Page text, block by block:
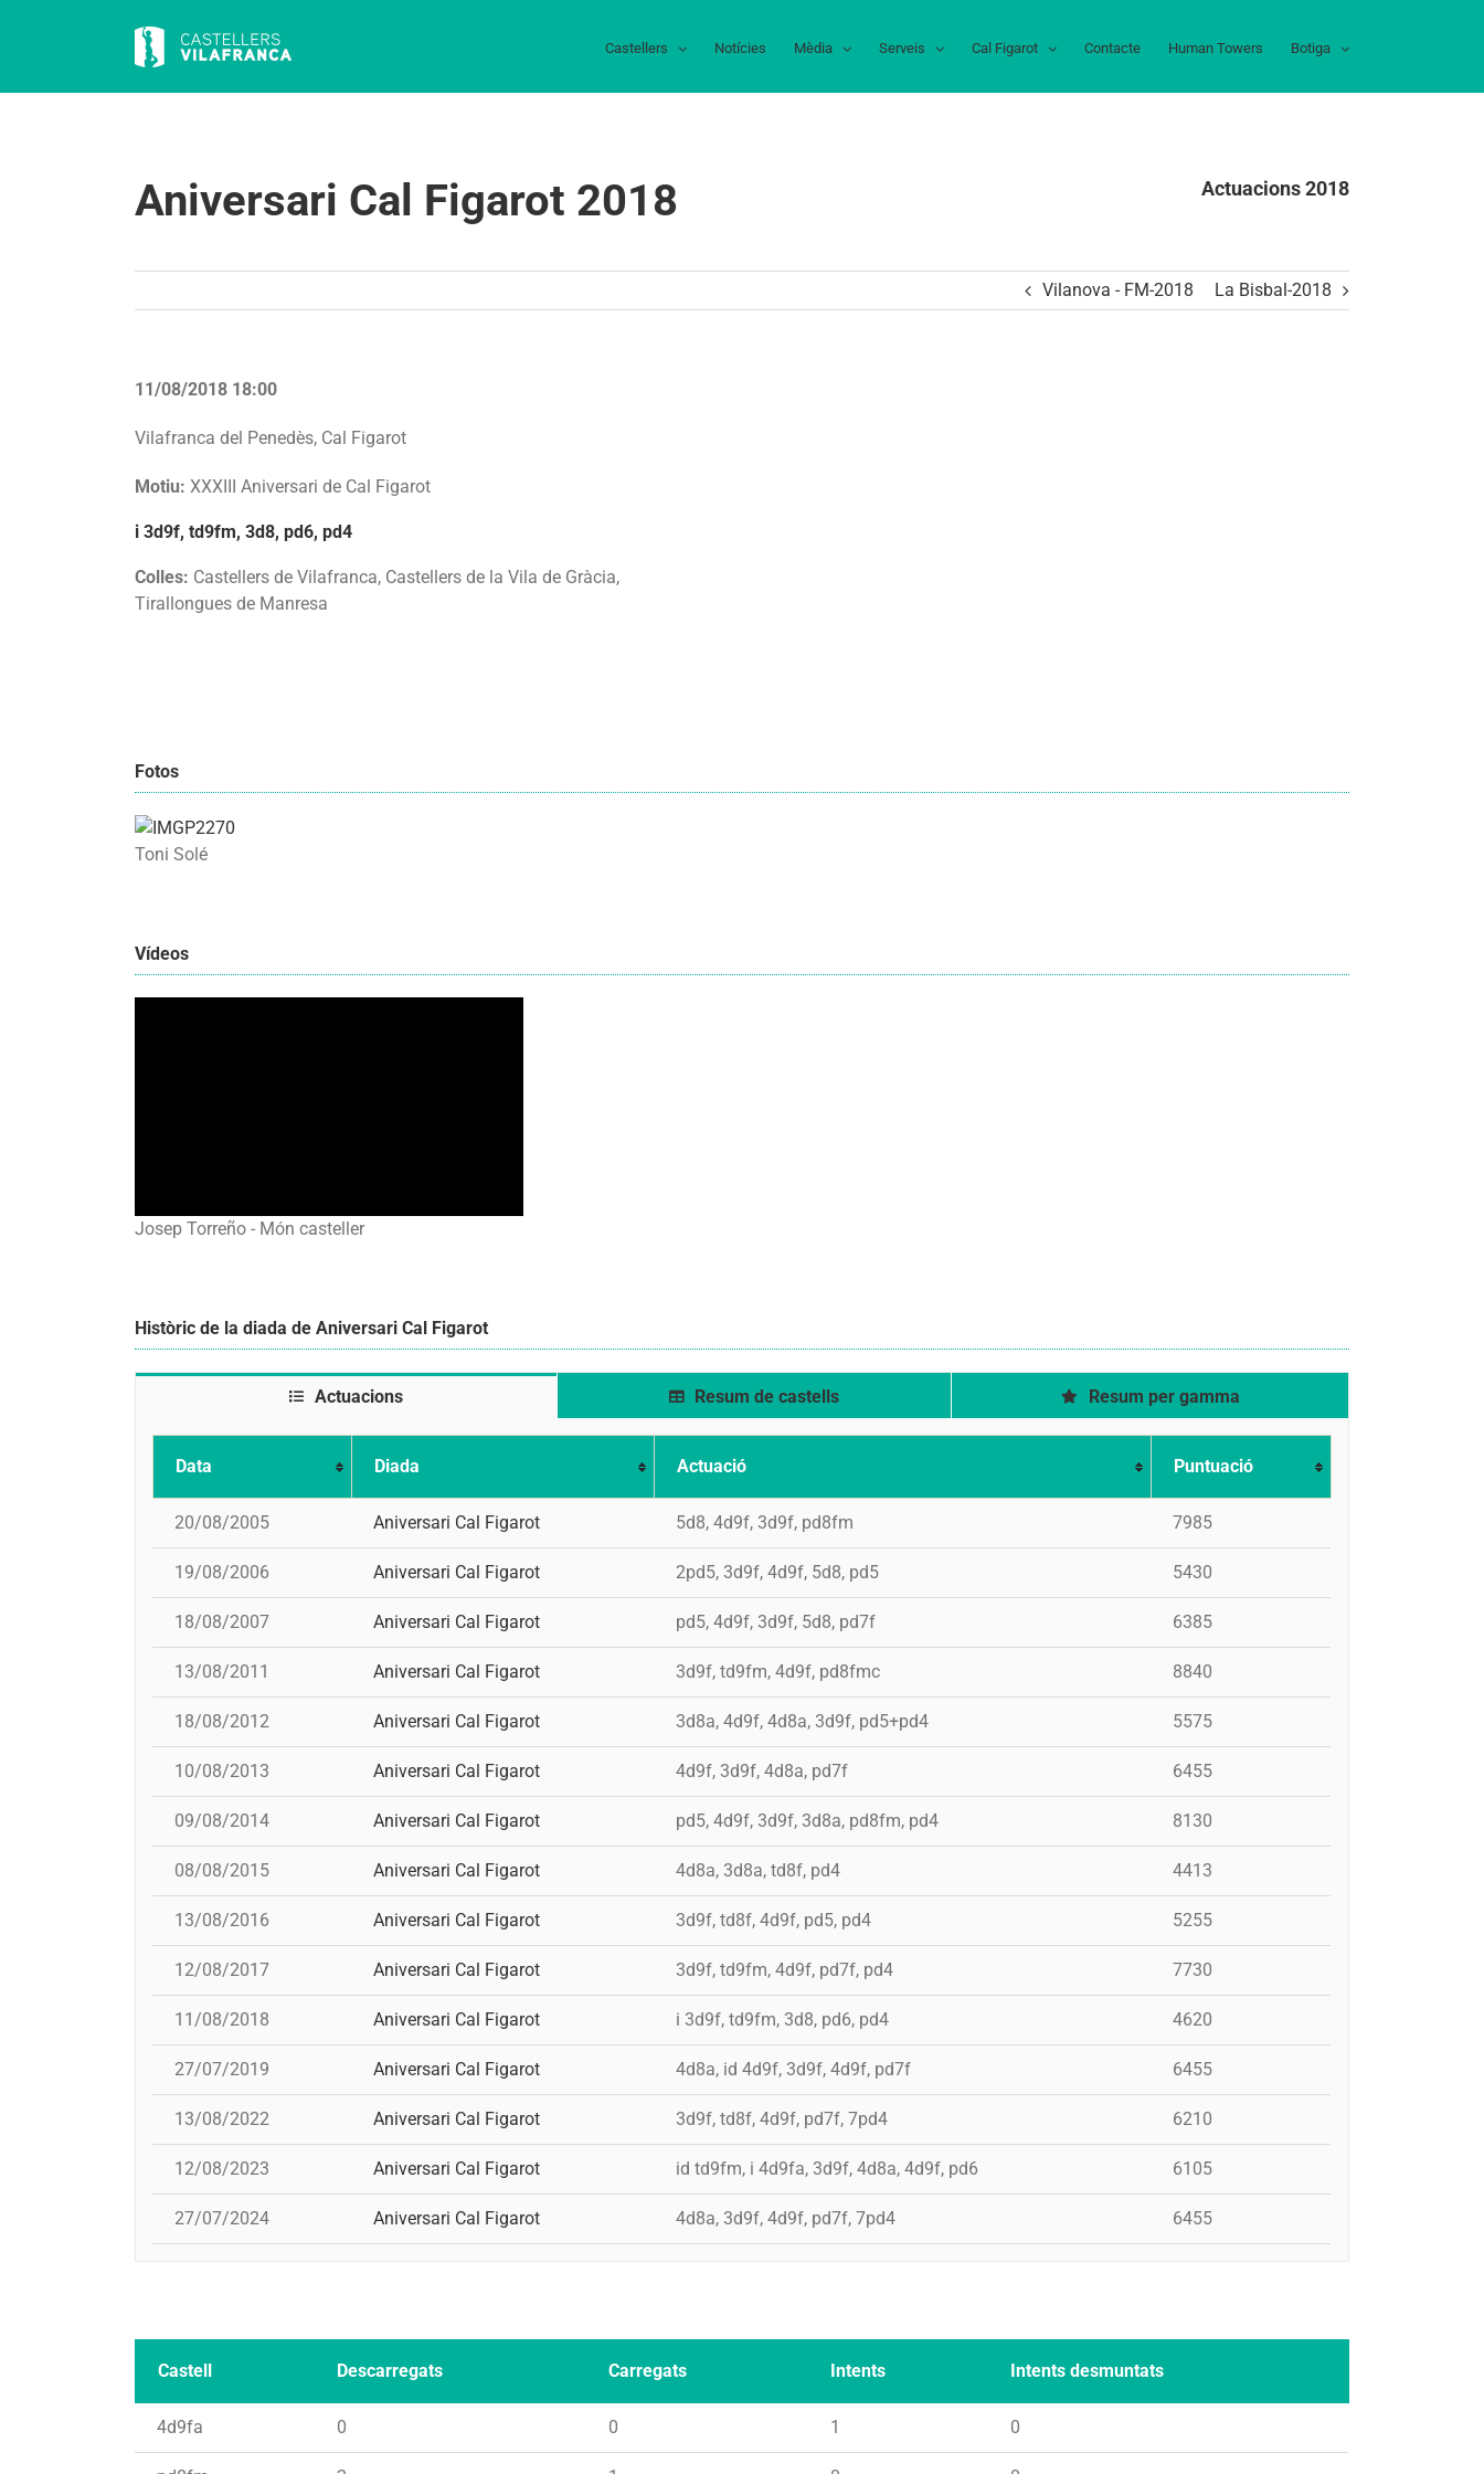
Castellers Notícies Mèdia Serveis Cal Figarot Contacte Human Towers Botiga
Aniversari Cal Figarot 2018 Actuacions 2018
Vilanova - FM-2018 La Bisbal-2018
11/08/2018 18:00
Vilafranca del Penedès, Cal Figarot
Motiu: XXXIII Aniversari de Cal Figarot
i 3d9f, td9fm, 3d8, pd6, pd4
Colles: Castellers de Vilafranca, Castellers de la Vila de Gràcia,
Tirallongues de Manresa
Fotos
Toni Solé
Vídeos
Josep Torreño - Món casteller
Històric de la diada de Aniversari Cal Figarot
Actuacions Resum de castells Resum per gamma
Data Diada Actuació Puntuació
20/08/2005 Aniversari Cal Figarot 5d8, 4d9f, 3d9f, pd8fm 7985
19/08/2006 Aniversari Cal Figarot 2pd5, 3d9f, 4d9f, 5d8, pd5 5430
18/08/2007 Aniversari Cal Figarot pd5, 4d9f, 3d9f, 5d8, pd7f 6385
13/08/2011 Aniversari Cal Figarot 3d9f, td9fm, 4d9f, pd8fmc 8840
18/08/2012 Aniversari Cal Figarot 3d8a, 4d9f, 4d8a, 3d9f, pd5+pd4 5575
10/08/2013 Aniversari Cal Figarot 4d9f, 3d9f, 4d8a, pd7f 6455
09/08/2014 Aniversari Cal Figarot pd5, 4d9f, 3d9f, 3d8a, pd8fm, pd4 8130
08/08/2015 Aniversari Cal Figarot 4d8a, 3d8a, td8f, pd4 4413
13/08/2016 Aniversari Cal Figarot 3d9f, td8f, 4d9f, pd5, pd4 5255
12/08/2017 Aniversari Cal Figarot 3d9f, td9fm, 4d9f, pd7f, pd4 7730
11/08/2018 Aniversari Cal Figarot i 3d9f, td9fm, 3d8, pd6, pd4 4620
27/07/2019 Aniversari Cal Figarot 4d8a, id 4d9f, 3d9f, 4d9f, pd7f 6455
13/08/2022 Aniversari Cal Figarot 3d9f, td8f, 4d9f, pd7f, 7pd4 6210
12/08/2023 Aniversari Cal Figarot id td9fm, i 4d9fa, 3d9f, 4d8a, 4d9f, pd6 6105
27/07/2024 Aniversari Cal Figarot 4d8a, 3d9f, 4d9f, pd7f, 7pd4 6455
Castell Descarregats Carregats Intents Intents desmuntats
4d9fa 0 0 1 0